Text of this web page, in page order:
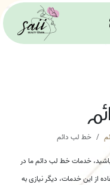
خط لب دائم
خدمات خط لب دائم ما در
از این خدمات، دیگر نیازی به